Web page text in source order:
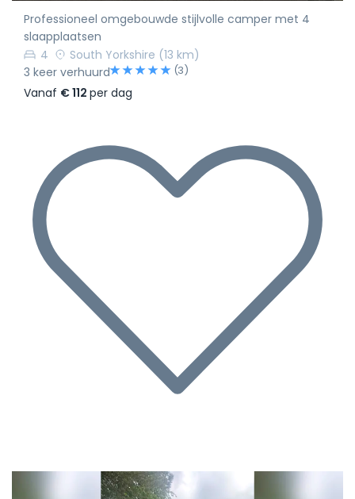
Professioneel omgebouwde stijlvolle camper met 4
slaapplaatsen
4
South Yorkshire (13 km)
3 keer verhuurd
(3)
Vanaf € 112 per dag